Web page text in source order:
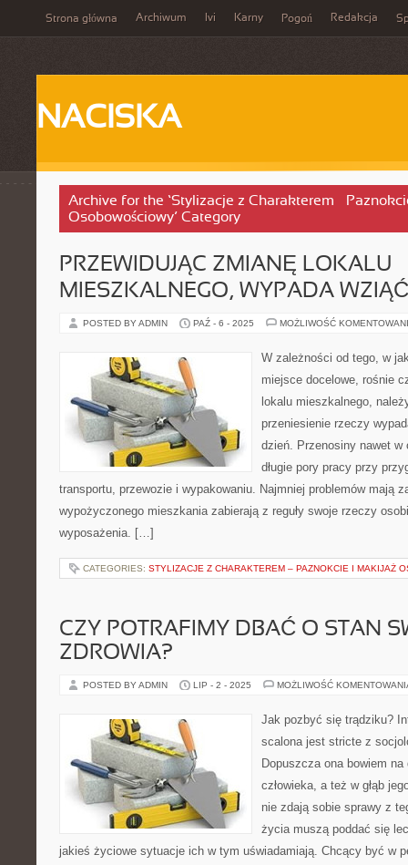
Strona główna Archiwum Ivi Karny Pogoń Redakcja
NACISKA
Archive for the ‘Stylizacje z Charakterem –
Osobowościowy’ Category
PRZEWIDUJĄC ZMIANĘ LOKALU
MIESZKALNEGO, WYPADA
POSTED BY ADMIN PAŹ - 6 - 2025 MOŻLIWOŚĆ
W zależności od tego, w
miejsce docelowe, rośnie
lokalu mieszkalnego,
przeniesienie rzeczy
dzień. Przenosiny nawet w
długie pory pracy przy
transportu, przewozie i wypakowaniu. Najmniej problemów mają
wypożyczonego mieszkania zabierają z reguły swoje rzeczy
wyposażenia. […]
CATEGORIES: STYLIZACJE Z CHARAKTEREM – PAZNOKCIE I MAKIJAŻ
CZY POTRAFIMY DBAĆ O STAN
ZDROWIA?
POSTED BY ADMIN LIP - 2 - 2025 MOŻLIWOŚĆ
Jak pozbyć się trądziku?
scalona jest stricte z
Dopuszcza ona bowiem
człowieka, a też w głąb
nie zdają sobie sprawy z
życia muszą poddać się
jakieś życiowe sytuacje ich w tym uświadamiają. Chcący być w